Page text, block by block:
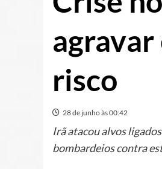
agravar
risco
28 de junho às 00:42
Irã atacou alvos
bombardeios contra